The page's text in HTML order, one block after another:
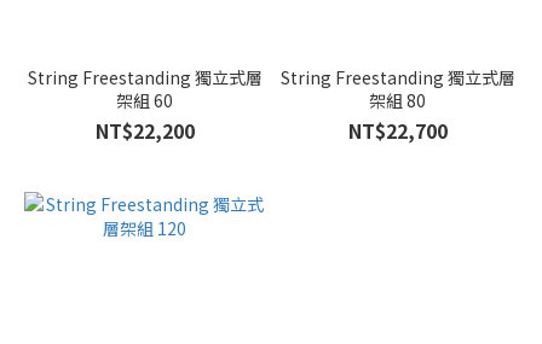
String Freestanding 獨立式層
架組 60
NT$22,200
String Freestanding 獨立式層
架組 80
NT$22,700